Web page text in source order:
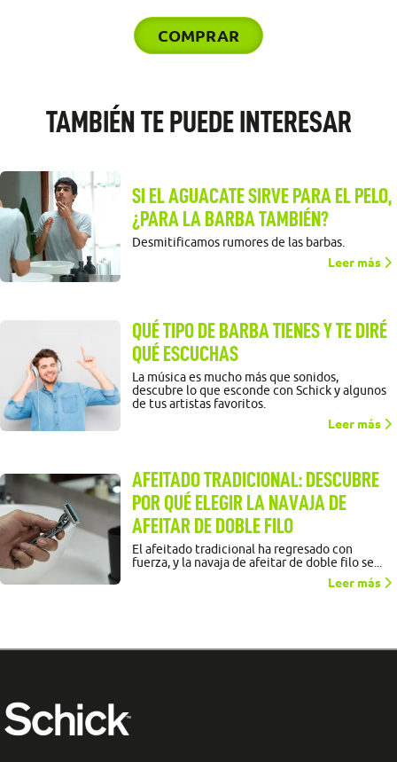
COMPRAR
TAMBIÉN TE PUEDE INTERESAR
SI EL AGUACATE SIRVE PARA EL PELO,
¿PARA LA BARBA TAMBIÉN?
Desmitificamos rumores de las barbas.
Leer más
QUÉ TIPO DE BARBA TIENES Y TE DIRÉ
QUÉ ESCUCHAS
La música es mucho más que sonidos,
descubre lo que esconde con Schick y algunos
de tus artistas favoritos.
Leer más
AFEITADO TRADICIONAL: DESCUBRE
POR QUÉ ELEGIR LA NAVAJA DE
AFEITAR DE DOBLE FILO
El afeitado tradicional ha regresado con
fuerza, y la navaja de afeitar de doble filo se...
Leer más